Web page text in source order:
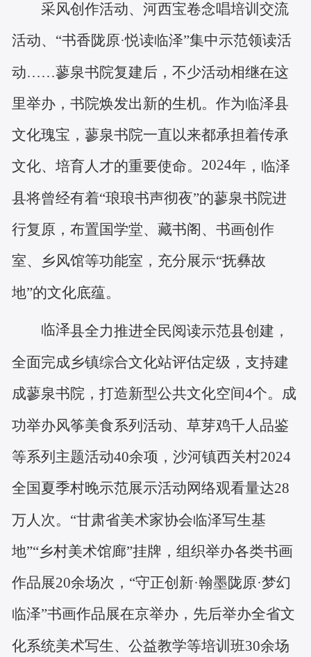
采风创作活动、河西宝卷念唱培训交流
活动、 “书香陇原·悦读临泽”集中示范领读活
动……蓼泉书院复建后，不少活动相继在这
里举办，书院焕发出新的生机。作为临泽县
文化瑰宝，蓼泉书院一直以来都承担着传承
文化、培育人才的重要使命。 2024年，临泽
县将曾经有着“琅琅书声彻夜”的蓼泉书院进
行复原，布置国学堂、藏书阁、书画创作
室、乡风馆等功能室，充分展示“抚彝故
地”的文化底蕴。
临泽县全力推进全民阅读示范县创建，
全面完成乡镇综合文化站评估定级，支持建
成蓼泉书院，打造新型公共文化空间4个。成
功举办风筝美食系列活动、草芽鸡千人品鉴
等系列主题活动40余项，沙河镇西关村2024
全国夏季村晚示范展示活动网络观看量达28
万人次。“甘肃省美术家协会临泽写生基
地”“乡村美术馆廊”挂牌，组织举办各类书画
作品展20余场次，“守正创新·翰墨陇原·梦幻
临泽”书画作品展在京举办，先后举办全省文
化系统美术写生、公益教学等培训班30余场